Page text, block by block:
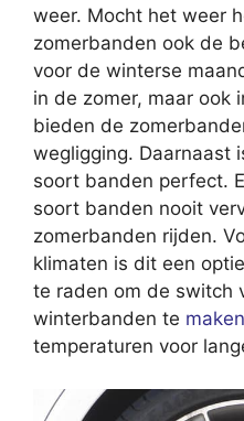
weer. Mocht het weer
zomerbanden ook de
voor de winterse
in de zomer, maar ook
bieden de
wegligging. Daarnaast
soort banden perfect.
soort banden nooit
zomerbanden rijden.
klimaten is dit een
te raden om de switch
winterbanden te maken
temperaturen voor